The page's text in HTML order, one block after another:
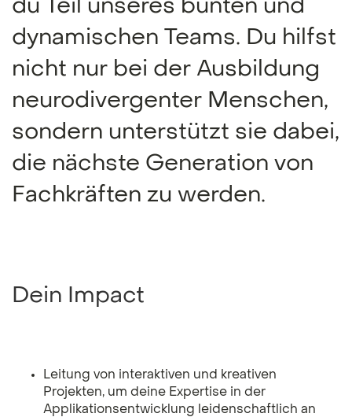
du Teil unseres bunten und
dynamischen Teams. Du hilfst
nicht nur bei der Ausbildung
neurodivergenter Menschen,
sondern unterstützt sie dabei,
die nächste Generation von
Fachkräften zu werden.
Dein Impact
Leitung von interaktiven und kreativen
Projekten, um deine Expertise in der
Applikationsentwicklung leidenschaftlich an